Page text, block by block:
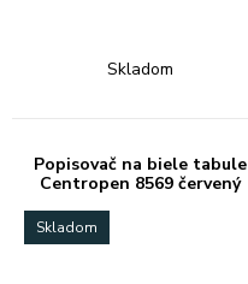
Skladom
Popisovač na biele tabule
Centropen 8569 červený
Skladom